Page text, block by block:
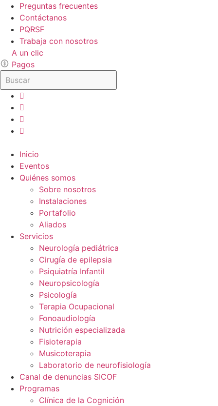
contenido
Preguntas frecuentes
Contáctanos
PQRSF
Trabaja con nosotros
A un clic
Pagos
Inicio
Eventos
Quiénes somos
Sobre nosotros
Instalaciones
Portafolio
Aliados
Servicios
Neurología pediátrica
Cirugía de epilepsia
Psiquiatría Infantil
Neuropsicología
Psicología
Terapia Ocupacional
Fonoaudiología
Nutrición especializada
Fisioterapia
Musicoterapia
Laboratorio de neurofisiología
Canal de denuncias SICOF
Programas
Clínica de la Cognición